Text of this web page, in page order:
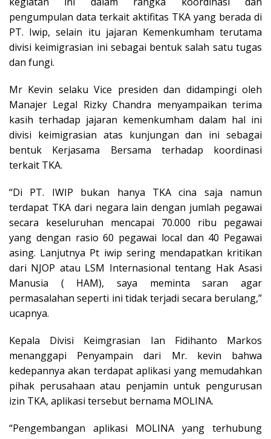
pengumpulan data terkait aktifitas TKA yang berada di
PT. Iwip, selain itu jajaran Kemenkumham terutama
divisi keimigrasian ini sebagai bentuk salah satu tugas
dan fungi.
Mr Kevin selaku Vice presiden dan didampingi oleh
Manajer Legal Rizky Chandra menyampaikan terima
kasih terhadap jajaran kemenkumham dalam hal ini
divisi keimigrasian atas kunjungan dan ini sebagai
bentuk Kerjasama Bersama terhadap koordinasi
terkait TKA.
“Di PT. IWIP bukan hanya TKA cina saja namun
terdapat TKA dari negara lain dengan jumlah pegawai
secara keseluruhan mencapai 70.000 ribu pegawai
yang dengan rasio 60 pegawai local dan 40 Pegawai
asing. Lanjutnya Pt iwip sering mendapatkan kritikan
dari NJOP atau LSM Internasional tentang Hak Asasi
Manusia ( HAM), saya meminta saran agar
permasalahan seperti ini tidak terjadi secara berulang,”
ucapnya.
Kepala Divisi Keimgrasian Ian Fidihanto Markos
menanggapi Penyampain dari Mr. kevin bahwa
kedepannya akan terdapat aplikasi yang memudahkan
pihak perusahaan atau penjamin untuk pengurusan
izin TKA, aplikasi tersebut bernama MOLINA.
“Pengembangan aplikasi MOLINA yang terhubung